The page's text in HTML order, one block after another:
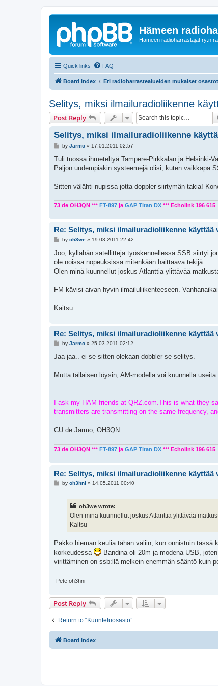
Hämeen
Hämeen radioharrastajat ry:n
Quick links FAQ
Board index Eri radioharrastealueiden mukaiset osastot
Selitys, miksi ilmailuradioliikenne
Post Reply
Selitys, miksi ilmailuradioliikenne
P
s
by Jarmo» 17.01.2011 02:57
Tuli tuossa ihmeteltyä Tampere-Pirkkalan ja Helsinki-
Paljon uudempiakin systeemejä olisi, kuten vaikkapa
Sitten välähti nupissa jotta doppler-siirtymän takia!
73 de OH3QN *** FT-897 ja GAP Titan DX *** Echolink 196 615
Re: Selitys, miksi ilmailuradioliikenne käyttää
P
s
by oh3we» 19.03.2011 22:42
Joo, kyllähän satellitteja työskennellessä SSB siirtyi
ole noissa nopeuksissa mitenkään haittaava tekijä.
Olen minä kuunnellut joskus Atlanttia ylittävää
FM kävisi aivan hyvin ilmailuliikenteeseen.
Kaitsu
Re: Selitys, miksi ilmailuradioliikenne käyttää
P
s
by Jarmo» 25.03.2011 02:12
Jaa-jaa.. ei se sitten olekaan dobbler se selitys.
Mutta tällaisen löysin; AM-modella voi kuunnella
I ask my HAM friends at QRZ.com.This is what they
transmitters are transmitting on the same frequency,
CU de Jarmo, OH3QN
73 de OH3QN ***FT-897 ja GAP Titan DX *** Echolink 196 615
Re: Selitys, miksi ilmailuradioliikenne käyttää
Pby oh3hni » 14.05.2011 00:40
oh3we wrote:
Olen minä kuunnellut joskus Atlanttia ylittävää
Kaitsu
Pakko hieman keulia tähän väliin, kun onnistuin
korkeudessa
Bandina oli 20m ja modena USB,
virittäminen on ssb:llä melkein enemmän sääntö kuin
-Pete oh3hni
Post Reply
Return to “Kuunteluosasto”
Board index